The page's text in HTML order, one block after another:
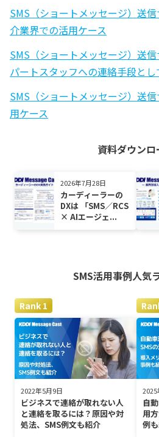
SMS（ショートメッセージ）送
介業界での活用ケース
SMS（ショートメッセージ）送
パートスタッフへの連絡手段と
SMS（ショートメッセージ）送
用ケース
資料ダウンロ
2026年7月28日
カーディーラーの
DXは 「SMS／RCS
× AIエージェ...
SMS活用事例人気
2022年5月9日
ビジネスで連絡が取れない人
と連絡を取るには？原因や対
処法、SMS例文も紹介
2025
自
用
例